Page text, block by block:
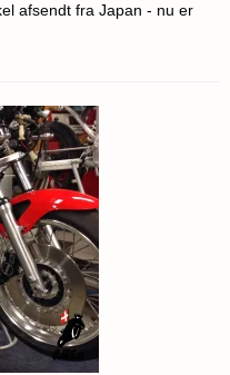
afsendt fra Japan - nu er